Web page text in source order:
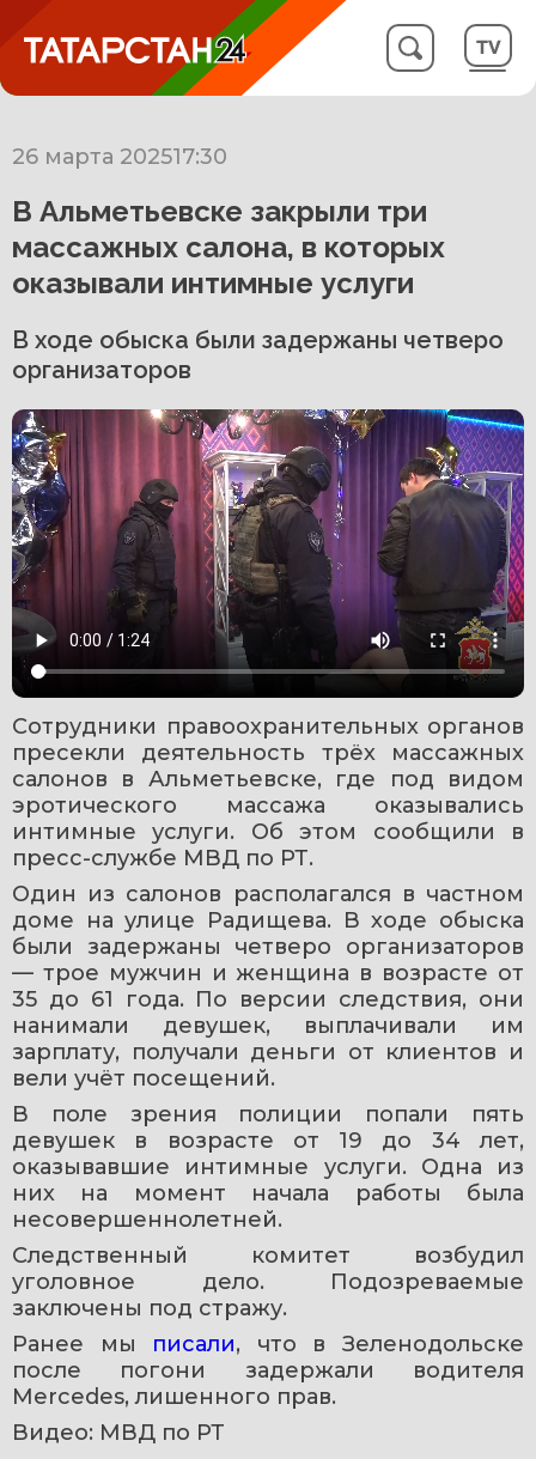
26 марта 202517:30
В Альметьевске закрыли три
массажных салона, в которых
оказывали интимные услуги
В ходе обыска были задержаны четверо
организаторов
Сотрудники правоохранительных органов
пресекли деятельность трёх массажных
салонов в Альметьевске, где под видом
эротического массажа оказывались
интимные услуги. Об этом сообщили в
пресс-службе МВД по РТ.
Один из салонов располагался в частном
доме на улице Радищева. В ходе обыска
были задержаны четверо организаторов
— трое мужчин и женщина в возрасте от
35 до 61 года. По версии следствия, они
нанимали девушек, выплачивали им
зарплату, получали деньги от клиентов и
вели учёт посещений.
В поле зрения полиции попали пять
девушек в возрасте от 19 до 34 лет,
оказывавшие интимные услуги. Одна из
них на момент начала работы была
несовершеннолетней.
Следственный комитет возбудил
уголовное дело. Подозреваемые
заключены под стражу.
Ранее мы писали, что в Зеленодольске
после погони задержали водителя
Mercedes, лишенного прав.
Видео: МВД по РТ